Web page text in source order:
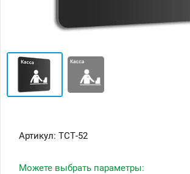
Артикул: ТСТ-52
Можете выбрать параметры: